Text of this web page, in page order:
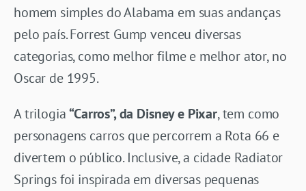
homem simples do Alabama em suas andanças
pelo país. Forrest Gump venceu diversas
categorias, como melhor filme e melhor ator, no
Oscar de 1995.
A trilogia“Carros”, da Disney e Pixar, tem como
personagens carros que percorrem a Rota 66 e
divertem o público. Inclusive, a cidade Radiator
Springs foi inspirada em diversas pequenas